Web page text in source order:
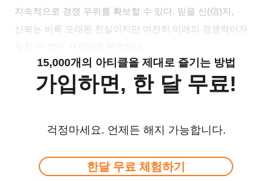
지속적으로 경쟁 우위를 확보할 수 있다. 믿을 신(信)자,
신뢰는 비록 오래된 진실이지만 여전히 미래의 경쟁력이자
15,000개의 아티클을 제대로 즐기는 방법
가입하면, 한 달 무료!
걱정마세요. 언제든 해지 가능합니다.
한달 무료 체험하기